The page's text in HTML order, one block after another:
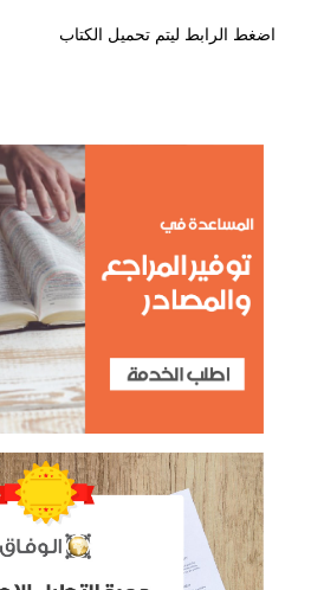
اضغط الرابط ليتم تحميل الكتاب